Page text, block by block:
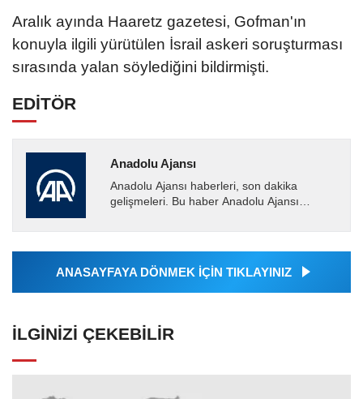
Aralık ayında Haaretz gazetesi, Gofman'ın
konuyla ilgili yürütülen İsrail askeri soruşturması
sırasında yalan söylediğini bildirmişti.
EDİTÖR
Anadolu Ajansı
Anadolu Ajansı haberleri, son dakika
gelişmeleri. Bu haber Anadolu Ajansı
tarafından geçilen tüm...
ANASAYFAYA DÖNMEK İÇİN TIKLAYINIZ
İLGINIZI ÇEKEBILIR